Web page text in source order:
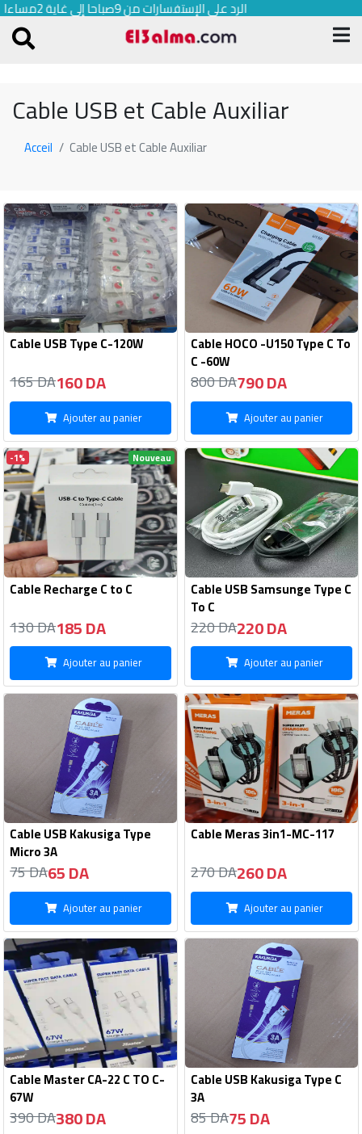
الرد على الإستفسارات من 9صباحا إلى غاية 2مساءا 0540801116
Cable USB et Cable Auxiliar
Acceil Cable USB et Cable Auxiliar
Cable USB Type C-120W
165 DA160 DA
Ajouter au panier
Cable HOCO -U150 Type C To
C -60W
800 DA790 DA
Ajouter au panier
-1% Nouveau
Cable Recharge C to C
130 DA185 DA
Ajouter au panier
Cable USB Samsunge Type C
To C
220 DA220 DA
Ajouter au panier
Cable USB Kakusiga Type
Micro 3A
75 DA65 DA
Ajouter au panier
Cable Meras 3in1-MC-117
270 DA260 DA
Ajouter au panier
Cable Master CA-22 C TO C-
67W
390 DA380 DA
Cable USB Kakusiga Type C
3A
85 DA75 DA